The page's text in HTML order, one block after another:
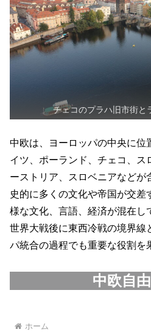
チェコのプラハ旧市街と
中欧は、ヨーロッパの中央に位
イツ、ポーランド、チェコ、ス
ーストリア、スロベニアなどが
史的に多くの文化や帝国が交差
様な文化、言語、経済が混在し
世界大戦後に東西冷戦の境界線
パ統合の過程でも重要な役割を
中欧自
ホーム